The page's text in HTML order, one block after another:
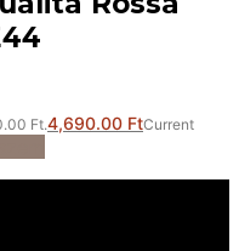
Ft.4,690.00 FtCurrent